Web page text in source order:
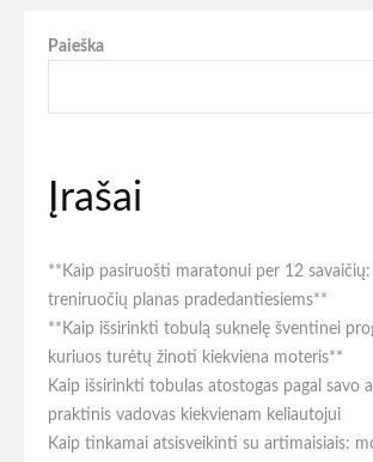
Paieška
Įrašai
**Kaip pasiruošti maratonui per 12
treniruočių planas pradedantiesiems**
**Kaip išsirinkti tobulą suknelę šventinei
kuriuos turėtų žinoti kiekviena moteris**
Kaip išsirinkti tobulas atostogas pagal savo
praktinis vadovas kiekvienam keliautojui
Kaip tinkamai atsisveikinti su artimaisiais: